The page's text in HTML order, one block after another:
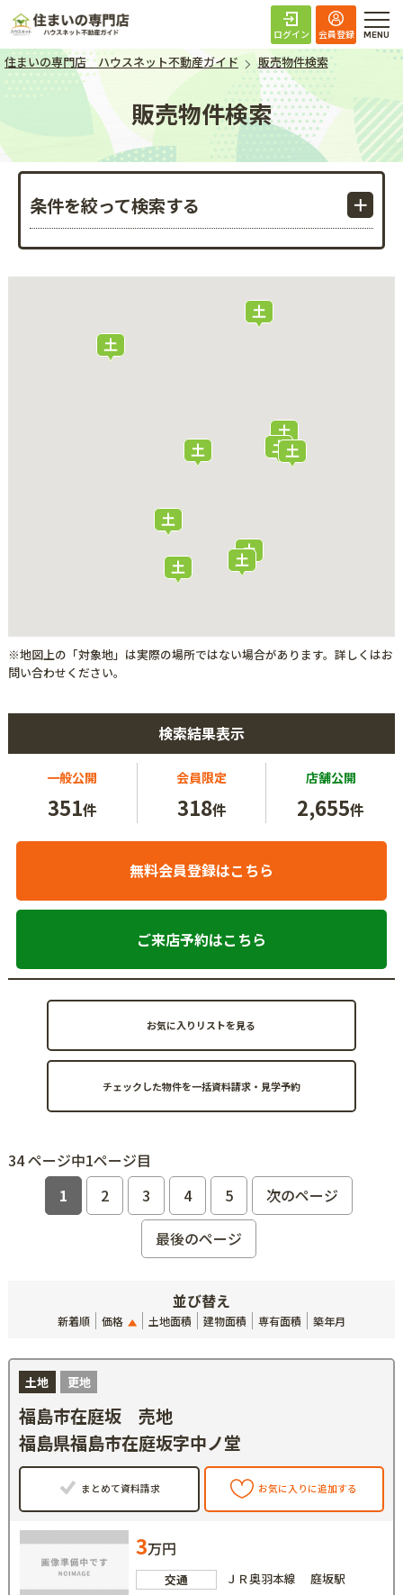
住まいの専門店 ハ
ログイン 会員登録
住まいの専門店 ハウスネット不動産ガイド 販売物件検索
販売物件検索
条件を絞って検索する
※地図上の「対象地」は実際の場所ではない場合があります。詳しくはお
問い合わせください。
検索結果表示
一般公開
351件
会員限定
318件
店舗公開
2,655件
無料会員登録はこちら
ご来店予約はこちら
お気に入りリストを見る
34 ページ中1ページ目
1
2 3 4 5
次のページ
最後のページ
並び替え
新着順 価格 土地面積 建物面積 専有面積 築年月
土地 更地
福島市在庭坂 売地
福島県福島市在庭坂字中ノ堂
まとめて資料請求 お気に入りに追加する
3万円
交通
ＪＲ奥羽本線 庭坂駅